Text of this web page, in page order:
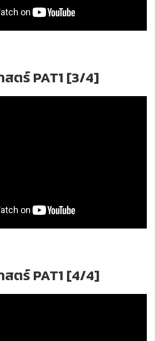
ตร์ PAT1 [3/4]
ตร์ PAT1 [4/4]